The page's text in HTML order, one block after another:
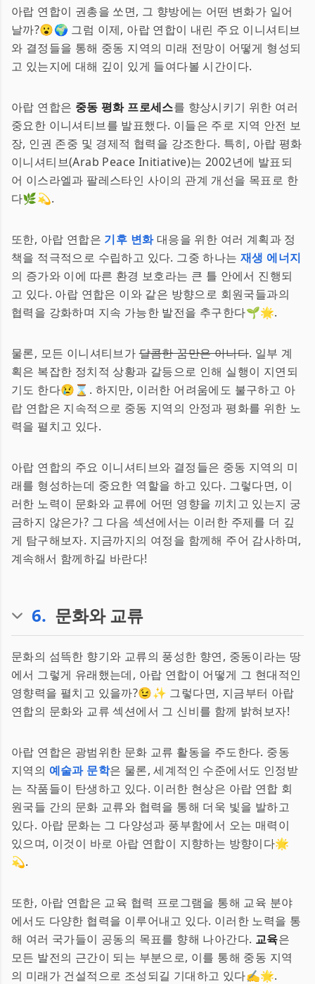
아랍 연합이 권총을 쏘면, 그 향방에는 어떤 변화가 일어
날까?😮🌍 그럼 이제, 아랍 연합이 내린 주요 이니셔티브
와 결정들을 통해 중동 지역의 미래 전망이 어떻게 형성되
고 있는지에 대해 깊이 있게 들여다볼 시간이다.
아랍 연합은 중동 평화 프로세스를 향상시키기 위한 여러
중요한 이니셔티브를 발표했다. 이들은 주로 지역 안전 보
장, 인권 존중 및 경제적 협력을 강조한다. 특히, 아랍 평화
이니셔티브(Arab Peace Initiative)는 2002년에 발표되
어 이스라엘과 팔레스타인 사이의 관계 개선을 목표로 한
다🌿💫.
또한, 아랍 연합은 기후 변화대응을 위한 여러 계획과 정
책을 적극적으로 수립하고 있다. 그중 하나는 재생 에너지
의 증가와 이에 따른 환경 보호라는 큰 틀 안에서 진행되
고 있다. 아랍 연합은 이와 같은 방향으로 회원국들과의
협력을 강화하며 지속 가능한 발전을 추구한다🌱🌟.
물론, 모든 이니셔티브가달콤한 꿈만은 아니다. 일부 계
획은 복잡한 정치적 상황과 갈등으로 인해 실행이 지연되
기도 한다😢⌛. 하지만, 이러한 어려움에도 불구하고 아
랍 연합은 지속적으로 중동 지역의 안정과 평화를 위한 노
력을 펼치고 있다.
아랍 연합의 주요 이니셔티브와 결정들은 중동 지역의 미
래를 형성하는데 중요한 역할을 하고 있다. 그렇다면, 이
러한 노력이 문화와 교류에 어떤 영향을 끼치고 있는지 궁
금하지 않은가? 그 다음 섹션에서는 이러한 주제를 더 깊
게 탐구해보자. 지금까지의 여정을 함께해 주어 감사하며,
계속해서 함께하길 바란다!
6. 문화와 교류
문화의 섬뜩한 향기와 교류의 풍성한 향연, 중동이라는 땅
에서 그렇게 유래했는데, 아랍 연합이 어떻게 그 현대적인
영향력을 펼치고 있을까?😉✨ 그렇다면, 지금부터 아랍
연합의 문화와 교류 섹션에서 그 신비를 함께 밝혀보자!
아랍 연합은 광범위한 문화 교류 활동을 주도한다. 중동
지역의 예술과 문학은 물론, 세계적인 수준에서도 인정받
는 작품들이 탄생하고 있다. 이러한 현상은 아랍 연합 회
원국들 간의 문화 교류와 협력을 통해 더욱 빛을 발하고
있다. 아랍 문화는 그 다양성과 풍부함에서 오는 매력이
있으며, 이것이 바로 아랍 연합이 지향하는 방향이다🌟
💫.
또한, 아랍 연합은 교육 협력 프로그램을 통해 교육 분야
에서도 다양한 협력을 이루어내고 있다. 이러한 노력을 통
해 여러 국가들이 공동의 목표를 향해 나아간다. 교육은
모든 발전의 근간이 되는 부분으로, 이를 통해 중동 지역
의 미래가 건설적으로 조성되길 기대하고 있다✍️🌟.